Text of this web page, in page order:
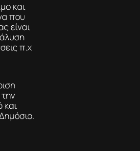
και
που
είναι
π.χ